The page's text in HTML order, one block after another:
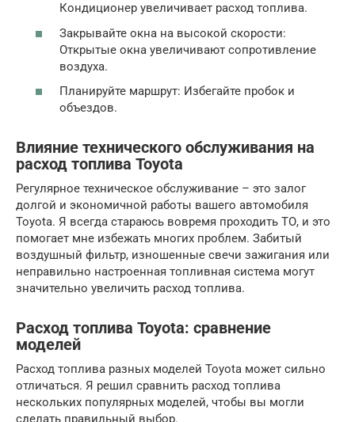
Кондиционер увеличивает расход топлива.
Закрывайте окна на высокой скорости:
Открытые окна увеличивают сопротивление
воздуха.
Планируйте маршрут: Избегайте пробок и
объездов.
Влияние технического обслуживания на
расход топлива Toyota
Регулярное техническое обслуживание – это залог
долгой и экономичной работы вашего автомобиля
Toyota. Я всегда стараюсь вовремя проходить ТО, и это
помогает мне избежать многих проблем. Забитый
воздушный фильтр, изношенные свечи зажигания или
неправильно настроенная топливная система могут
значительно увеличить расход топлива.
Расход топлива Toyota: сравнение
моделей
Расход топлива разных моделей Toyota может сильно
отличаться. Я решил сравнить расход топлива
нескольких популярных моделей, чтобы вы могли
сделать правильный выбор.